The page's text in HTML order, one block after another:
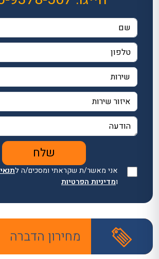
אני מאשר/ת שקראתי ומסכים/ה ל
ומדיניות הפרטיות
מחירון הדברה